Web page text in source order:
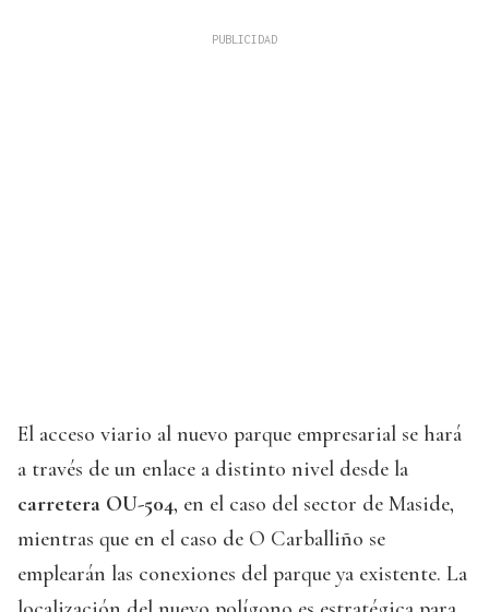
El acceso viario al nuevo parque empresarial se hará
a través de un enlace a distinto nivel desde la
carretera OU-504, en el caso del sector de Maside,
mientras que en el caso de O Carballiño se
emplearán las conexiones del parque ya existente. La